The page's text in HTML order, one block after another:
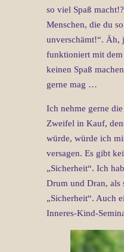
so viel Spaß
Menschen, die du
unverschämt!“. Äh,
funktioniert mit
keinen Spaß
gerne mag …
Ich nehme gerne
Zweifel in Kauf,
würde, würde ich
versagen. Es gibt
„Sicherheit“. Ich
Drum und Dran, als
„Sicherheit“. Auch
Inneres-Kind-